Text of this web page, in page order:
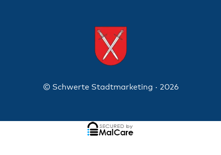
© Schwerte Stadtmarketing · 2026